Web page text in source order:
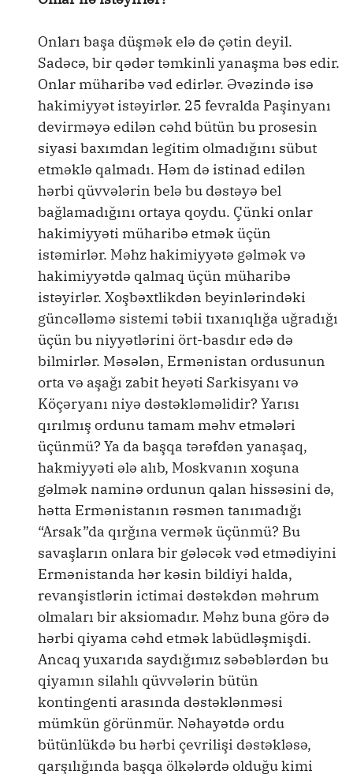
Onları başa düşmək elə də çətin deyil.
Sadəcə, bir qədər təmkinli yanaşma bəs edir.
Onlar müharibə vəd edirlər. Əvəzində isə
hakimiyyət istəyirlər. 25 fevralda Paşinyanı
devirməyə edilən cəhd bütün bu prosesin
siyasi baxımdan legitim olmadığını sübut
etməklə qalmadı. Həm də istinad edilən
hərbi qüvvələrin belə bu dəstəyə bel
bağlamadığını ortaya qoydu. Çünki onlar
hakimiyyəti müharibə etmək üçün
istəmirlər. Məhz hakimiyyətə gəlmək və
hakimiyyətdə qalmaq üçün müharibə
istəyirlər. Xoşbəxtlikdən beyinlərindəki
güncəlləmə sistemi təbii tıxanıqlığa uğradığı
üçün bu niyyətlərini ört-basdır edə də
bilmirlər. Məsələn, Ermənistan ordusunun
orta və aşağı zabit heyəti Sarkisyanı və
Köçəryanı niyə dəstəkləməlidir? Yarısı
qırılmış ordunu tamam məhv etmələri
üçünmü? Ya da başqa tərəfdən yanaşaq,
hakmiyyəti ələ alıb, Moskvanın xoşuna
gəlmək naminə ordunun qalan hissəsini də,
hətta Ermənistanın rəsmən tanımadığı
“Arsak”da qırğına vermək üçünmü? Bu
savaşların onlara bir gələcək vəd etmədiyini
Ermənistanda hər kəsin bildiyi halda,
revanşistlərin ictimai dəstəkdən məhrum
olmaları bir aksiomadır. Məhz buna görə də
hərbi qiyama cəhd etmək labüdləşmişdi.
Ancaq yuxarıda saydığımız səbəblərdən bu
qiyamın silahlı qüvvələrin bütün
kontingenti arasında dəstəklənməsi
mümkün görünmür. Nəhayətdə ordu
bütünlükdə bu hərbi çevrilişi dəstəkləsə,
qarşılığında başqa ölkələrdə olduğu kimi